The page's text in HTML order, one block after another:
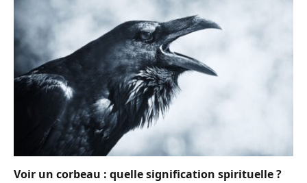
Voir un corbeau : quelle signification spirituelle ?